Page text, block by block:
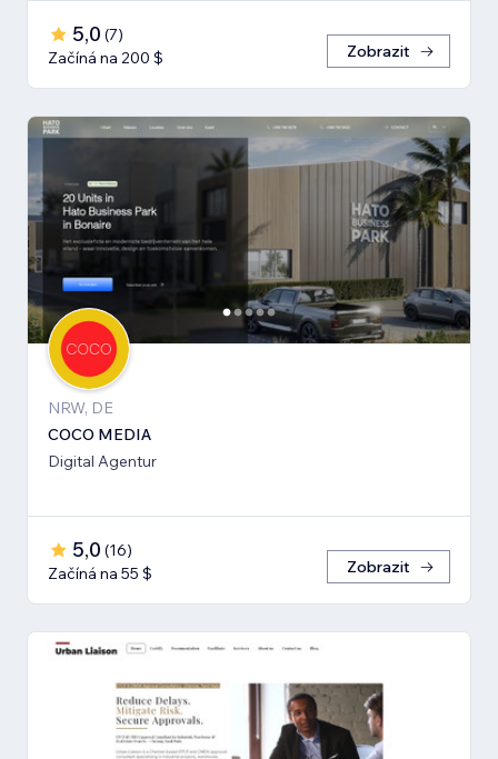
5,0 (7)
Začíná na 200 $
Zobrazit
NRW, DE
COCO MEDIA
Digital Agentur
5,0 (16)
Začíná na 55 $
Zobrazit